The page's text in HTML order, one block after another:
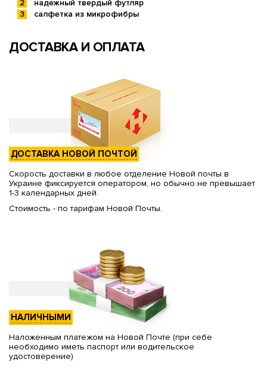
надежный твердый футляр
салфетка из микрофибры
ДОСТАВКА И ОПЛАТА
ДОСТАВКА НОВОЙ ПОЧТОЙ
Скорость доставки в любое отделение Новой почты в
Украине фиксируется оператором, но обычно не превышает
1-3 календарных дней.
Стоимость - по тарифам Новой Почты.
НАЛИЧНЫМИ
Наложенным платежом на Новой Почте (при себе
необходимо иметь паспорт или водительское
удостоверение)